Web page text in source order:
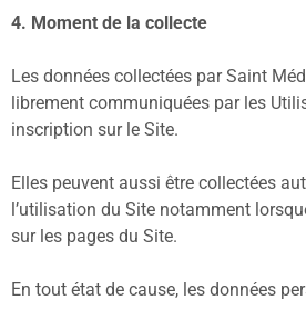
4. Moment de la collecte
Les données collectées par Saint
librement communiquées par les
inscription sur le Site.
Elles peuvent aussi être collectées
l’utilisation du Site notamment
sur les pages du Site.
En tout état de cause, les données